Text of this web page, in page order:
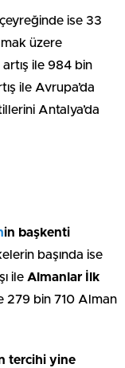
ise 33
üzere
artış ile 984 bin
ile Avrupa’da
Antalya’da
in başkenti
başında ise
ile Almanlar İlk
279 bin 710 Alman
tercihi yine